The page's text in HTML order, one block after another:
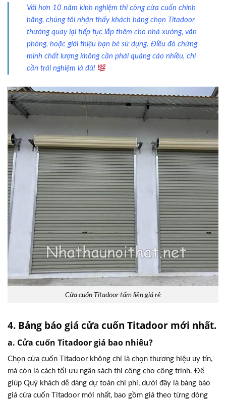
Với hơn 10 năm kinh nghiệm thi công cửa cuốn chính
hãng, chúng tôi nhận thấy khách hàng chọn Titadoor
thường quay lại tiếp tục lắp thêm cho nhà xưởng, văn
phòng, hoặc giới thiệu bạn bè sử dụng. Điều đó chứng
minh chất lượng không cần phải quảng cáo nhiều, chỉ
cần trải nghiệm là đủ!
Cửa cuốn Titadoor tấm liền giá rẻ
4. Bảng báo giá cửa cuốn Titadoor mới nhất.
a. Cửa cuốn Titadoor giá bao nhiêu?
Chọn cửa cuốn Titadoor không chỉ là chọn thương hiệu uy tín,
mà còn là cách tối ưu ngân sách thi công cho công trình. Để
giúp Quý khách dễ dàng dự toán chi phí, dưới đây là bảng báo
giá cửa cuốn Titadoor mới nhất, bao gồm giá theo từng dòng